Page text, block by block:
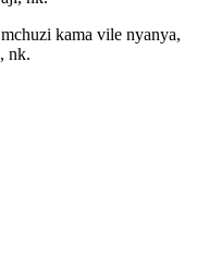
kama vile nyanya,
nk.